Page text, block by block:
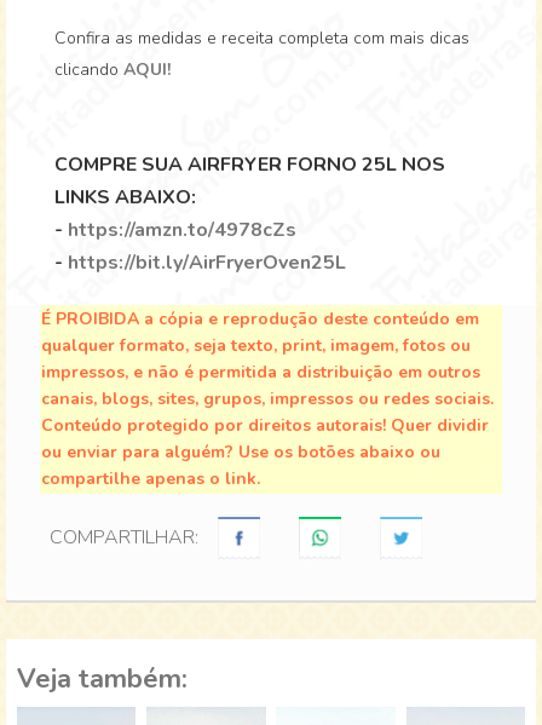
Confira as medidas e receita completa com mais dicas
clicando AQUI!
COMPRE SUA AIRFRYER FORNO 25L NOS
LINKS ABAIXO:
- https://amzn.to/4978cZs
- https://bit.ly/AirFryerOven25L
É PROIBIDA a cópia e reprodução deste conteúdo em
qualquer formato, seja texto, print, imagem, fotos ou
impressos, e não é permitida a distribuição em outros
canais, blogs, sites, grupos, impressos ou redes sociais.
Conteúdo protegido por direitos autorais! Quer dividir
ou enviar para alguém? Use os botões abaixo ou
compartilhe apenas o link.
COMPARTILHAR:
Veja também: